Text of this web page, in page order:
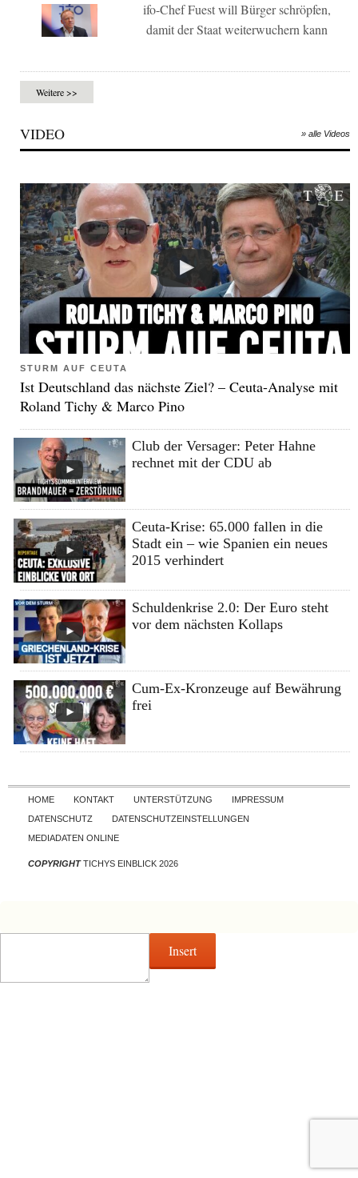
ifo-Chef Fuest will Bürger schröpfen,
damit der Staat weiterwuchern kann
Weitere >>
VIDEO » alle Videos
STURM AUF CEUTA
Ist Deutschland das nächste Ziel? – Ceuta-Analyse mit
Roland Tichy & Marco Pino
Club der Versager: Peter Hahne
rechnet mit der CDU ab
Ceuta-Krise: 65.000 fallen in die
Stadt ein – wie Spanien ein neues
2015 verhindert
Schuldenkrise 2.0: Der Euro steht
vor dem nächsten Kollaps
Cum-Ex-Kronzeuge auf Bewährung
frei
Skip to content
HOME KONTAKT UNTERSTÜTZUNG
IMPRESSUM
DATENSCHUTZ
DATENSCHUTZEINSTELLUNGEN
MEDIADATEN ONLINE
COPYRIGHTTICHYS EINBLICK 2026
Insert